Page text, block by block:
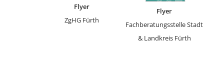
Flyer
ZgHG Fürth
Flyer
Fachberatungsstelle Stadt
& Landkreis Fürth